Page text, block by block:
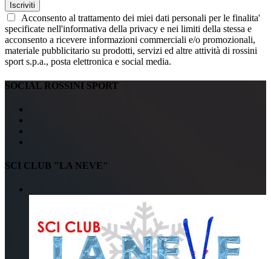
Iscriviti
Acconsento al trattamento dei miei dati personali per le finalita'
specificate nell'informativa della privacy e nei limiti della stessa e
acconsento a ricevere informazioni commerciali e/o promozionali,
materiale pubblicitario su prodotti, servizi ed altre attività di rossini
sport s.p.a., posta elettronica e social media.
SOCIAL ROSSINI SPORT
SCI CLUB "LA NEVE"